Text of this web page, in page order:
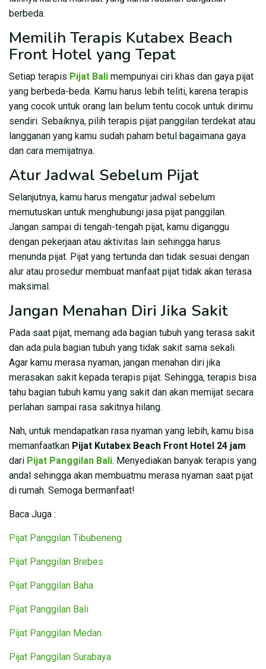
berbeda.
Memilih Terapis Kutabex Beach
Front Hotel yang Tepat
Setiap terapis Pijat Bali mempunyai ciri khas dan gaya pijat
yang berbeda-beda. Kamu harus lebih teliti, karena terapis
yang cocok untuk orang lain belum tentu cocok untuk dirimu
sendiri. Sebaiknya, pilih terapis pijat panggilan terdekat atau
langganan yang kamu sudah paham betul bagaimana gaya
dan cara memijatnya.
Atur Jadwal Sebelum Pijat
Selanjutnya, kamu harus mengatur jadwal sebelum
memutuskan untuk menghubungi jasa pijat panggilan.
Jangan sampai di tengah-tengah pijat, kamu diganggu
dengan pekerjaan atau aktivitas lain sehingga harus
menunda pijat. Pijat yang tertunda dan tidak sesuai dengan
alur atau prosedur membuat manfaat pijat tidak akan terasa
maksimal.
Jangan Menahan Diri Jika Sakit
Pada saat pijat, memang ada bagian tubuh yang terasa sakit
dan ada pula bagian tubuh yang tidak sakit sama sekali.
Agar kamu merasa nyaman, jangan menahan diri jika
merasakan sakit kepada terapis pijat. Sehingga, terapis bisa
tahu bagian tubuh kamu yang sakit dan akan memijat secara
perlahan sampai rasa sakitnya hilang.
Nah, untuk mendapatkan rasa nyaman yang lebih, kamu bisa
memanfaatkan Pijat Kutabex Beach Front Hotel 24 jam
dari Pijat Panggilan Bali. Menyediakan banyak terapis yang
andal sehingga akan membuatmu merasa nyaman saat pijat
di rumah. Semoga bermanfaat!
Baca Juga :
Pijat Panggilan Tibubeneng
Pijat Panggilan Brebes
Pijat Panggilan Baha
Pijat Panggilan Bali
Pijat Panggilan Medan
Pijat Panggilan Surabaya